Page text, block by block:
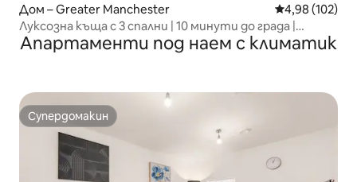
Дом – Greater Manchester Средна
4,98 (102)
Луксозна къща с 3 спални | 10 минути до града |
Безплатно паркиране
Апартаменти под наем с климатик
Супердомакин
Супердомакин